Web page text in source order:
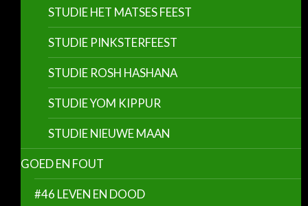
STUDIE HET MATSES FEEST
STUDIE PINKSTERFEEST
STUDIE ROSH HASHANA
STUDIE YOM KIPPUR
STUDIE NIEUWE MAAN
GOED EN FOUT
#46 LEVEN EN DOOD